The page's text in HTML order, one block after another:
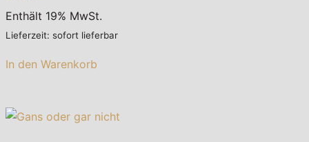
Enthält 19% MwSt.
Lieferzeit: sofort lieferbar
In den Warenkorb